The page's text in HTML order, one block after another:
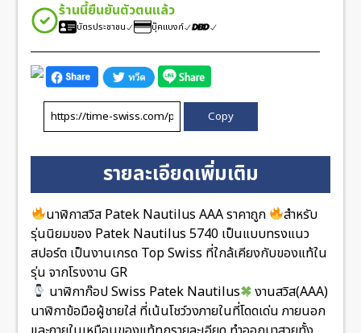
ร้านนี้ยืนยันตัวตนแล้ว
บัตรประชาชน บุ๊คแบงก์
Copy
รายละเอียดเพิ่มเติม
นาฬิกาสวิส Patek Nautilus AAA ราคาถูก
สำหรับ
รุ่นนิยมของ Patek Nautilus 5740 เป็นแบบทรงแนว
สปอร์ต เป็นงานเกรด Top Swiss ที่ใกล้เคียงกับของแท้ใน
รุ่น จากโรงงาน GR
นาฬิกาก๊อป Swiss Patek Nautilus
งานสวิส(AAA)
นาฬิกาข้อมือผู้ชายใส่ ที่เน้นโชว์วงภายในที่โดดเด่น ภายนอก